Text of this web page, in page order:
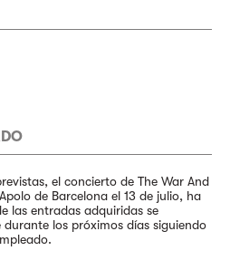
el concierto de The War And
de Barcelona el 13 de julio, ha
las entradas adquiridas se
los próximos días siguiendo